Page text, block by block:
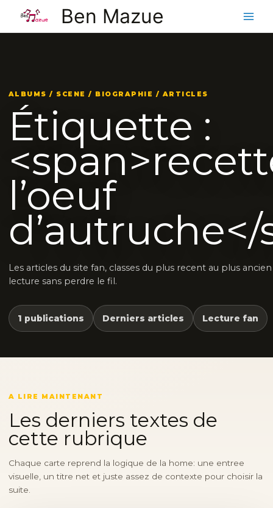
contenu
Ben Mazue
ALBUMS / SCENE / BIOGRAPHIE / ARTICLES
Étiquette :
l’oeuf
Les articles du site fan, classes du plus recent au plus
lecture sans perdre le fil.
1 publications Derniers articles Lecture fan
A LIRE MAINTENANT
Les derniers textes de
cette rubrique
Chaque carte reprend la logique de la home: une entree
visuelle, un titre net et juste assez de contexte pour choisir la
suite.